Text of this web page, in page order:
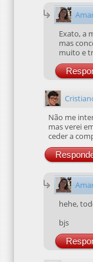
Exato, a
mas
muito e
Não me
mas verei
ceder a
hehe,
bjs